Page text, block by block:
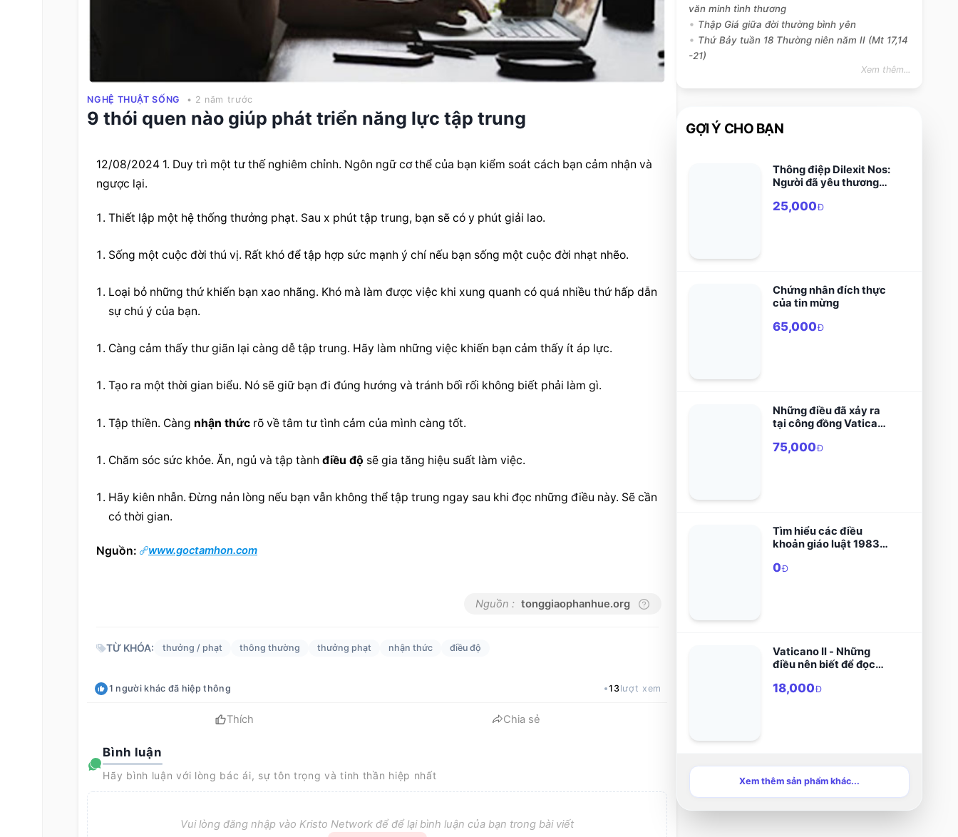
NGHỆ THUẬT SỐNG • 2 năm trước
9 thói quen nào giúp phát triển năng lực tập trung
12/08/2024 1. Duy trì một tư thế nghiêm chỉnh. Ngôn ngữ cơ thể của bạn kiểm soát cách bạn cảm nhận và
ngược lại.
Thiết lập một hệ thống thưởng phạt. Sau x phút tập trung, bạn sẽ có y phút giải lao.
Sống một cuộc đời thú vị. Rất khó để tập hợp sức mạnh ý chí nếu bạn sống một cuộc đời nhạt nhẽo.
Loại bỏ những thứ khiến bạn xao nhãng. Khó mà làm được việc khi xung quanh có quá nhiều thứ hấp dẫn
sự chú ý của bạn.
Càng cảm thấy thư giãn lại càng dễ tập trung. Hãy làm những việc khiến bạn cảm thấy ít áp lực.
Tạo ra một thời gian biểu. Nó sẽ giữ bạn đi đúng hướng và tránh bối rối không biết phải làm gì.
Tập thiền. Càng nhận thức rõ về tâm tư tình cảm của mình càng tốt.
Chăm sóc sức khỏe. Ăn, ngủ và tập tành điều độ sẽ gia tăng hiệu suất làm việc.
Hãy kiên nhẫn. Đừng nản lòng nếu bạn vẫn không thể tập trung ngay sau khi đọc những điều này. Sẽ cần
có thời gian.
Nguồn: www.goctamhon.com
Nguồn : tonggiaophanhue.org
TỪ KHÓA: thưởng / phạt thông thường thưởng phạt nhận thức điều độ
1 người khác đã hiệp thông 13lượt xem
Thích Chia sẻ
Bình luận
Hãy bình luận với lòng bác ái, sự tôn trọng và tinh thần hiệp nhất
Vui lòng đăng nhập vào Kristo Network để để lại bình luận của bạn trong bài viết
văn minh tình thương
Thập Giá giữa đời thường bình yên
Thứ Bảy tuần 18 Thường niên năm II (Mt 17,14
-21)
Xem thêm...
GỢI Ý CHO BẠN
Thông điệp Dilexit Nos:
Người đã yêu thương
25,000Đ
Chứng nhân đích thực
của tin mừng
65,000Đ
Những điều đã xảy ra
tại công đồng Vaticano
75,000Đ
Tìm hiểu các điều
khoản giáo luật 1983
tu hội thánh hiến và
0Đ
Vaticano II - Những
điều nên biết để đọc
18,000Đ
Xem thêm sản phẩm khác...